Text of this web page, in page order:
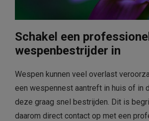
Schakel een
wespenbestrijder in
Wespen kunnen veel overlast
een wespennest aantreft in huis of in
deze graag snel bestrijden. Dit is
daarom direct contact op met een